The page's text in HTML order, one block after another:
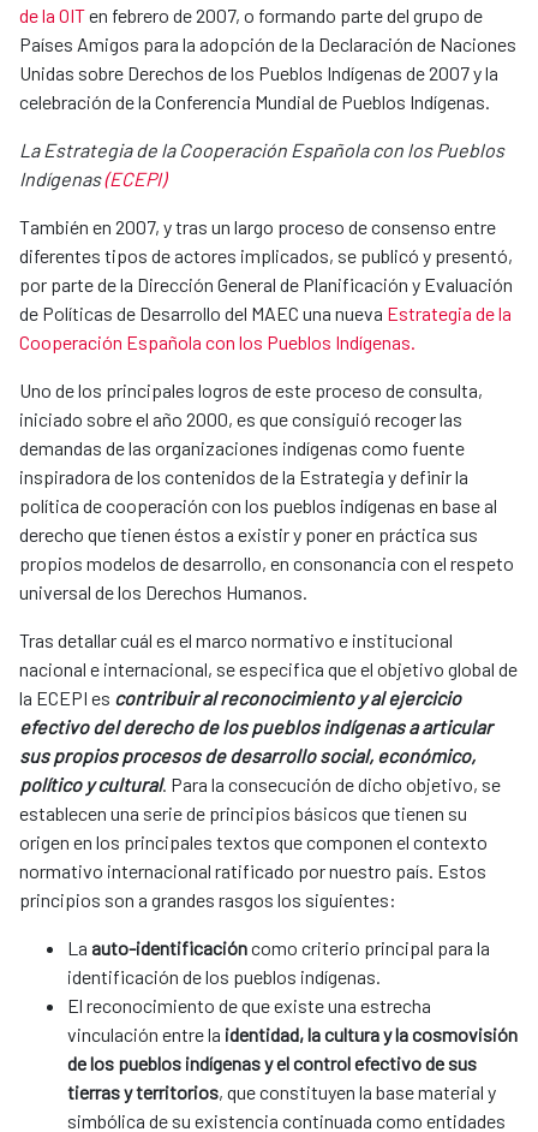
de la OITen febrero de 2007, o formando parte del grupo de
Países Amigos para la adopción de la Declaración de Naciones
Unidas sobre Derechos de los Pueblos Indígenas de 2007 y la
celebración de la Conferencia Mundial de Pueblos Indígenas.
La Estrategia de la Cooperación Española con los Pueblos
Indígenas(ECEP​I)​​​
También en 2007, y tras un largo proceso de consenso entre
diferentes tipos de actores implicados, se publicó y presentó,
por parte de la Dirección General de Planificación y Evaluación
de Políticas de Desarrollo del MAEC una nueva Estrategia de la
Cooperación Española con los Pueblos Indígenas.
Uno de los principales logros de este proceso de consulta,
iniciado sobre el año 2000, es que consiguió recoger las
demandas de las organizaciones indígenas como fuente
inspiradora de los contenidos de la Estrategia y definir la
política de cooperación con los pueblos indígenas en base al
derecho que tienen éstos a existir y poner en práctica sus
propios modelos de desarrollo, en consonancia con el respeto
universal de los Derechos Humanos.​
Tras detallar cuál es el marco normativo e institucional
nacional e internacional, se especifica que el objetivo global de
la ECEPI es contribuir al reconocimiento y al ejercicio
efectivo del derecho de los pueblos indígenas a articular
sus propios procesos de desarrollo social, económico,
político y cultural. Para la consecución de dicho objetivo, se
establecen una serie de principios básicos que tienen su
origen en los principales textos que componen el contexto
normativo internacional ratificado por nuestro país. Estos
principios son a grandes rasgos los siguientes:​
La auto-identificacióncomo criterio principal para la
identificación de los pueblos indígenas.​
El reconocimiento de que existe una estrecha
vinculación entre la identidad, la cultura y la cosmovisión
de los pueblos indígenas y el control efectivo de sus
tierras y territorios, que constituyen la base material y
simbólica de su existencia continuada como entidades